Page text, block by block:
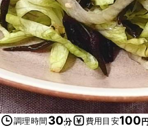
調理時間 30分 費用目安100